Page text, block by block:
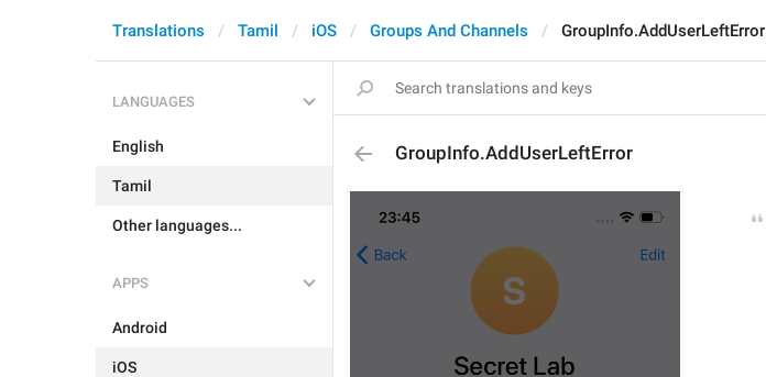
Translations Tamil iOS Groups And Channels GroupInfo.AddUserLeftError
LANGUAGES
English
Tamil
Other languages...
APPS
Android
iOS
GroupInfo.AddUserLeftError